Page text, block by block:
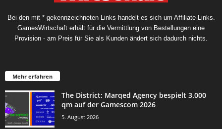
Bei den mit * gekennzeichneten Links handelt es sich um Affiliate-Links.
GamesWirtschaft erhält für die Vermittlung von Bestellungen eine
Provision - am Preis für Sie als Kunden ändert sich dadurch nichts.
Mehr erfahren
The District: Marqed Agency bespielt 3.000
qm auf der Gamescom 2026
5. August 2026